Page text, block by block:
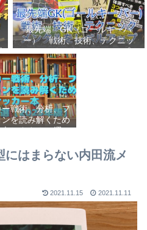
最先端 GK（ゴールキーパ
ー） 戦術、技術、テクニッ
ク、メンタルをレベルアップし
世界基準へ 練習メニューなど
選手、指導者おすすめ本 11
選
戦術、分析、フ
を読み解くため
おすすめ32選
はまらない内田流メ
2021.11.15 2021.11.11